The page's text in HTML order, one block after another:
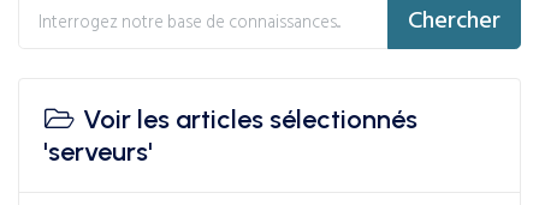
Chercher
Voir les articles sélectionnés
'serveurs'